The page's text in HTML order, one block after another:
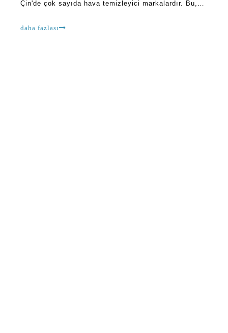
Çin'de çok sayıda hava temizleyici markalardır. Bu,
gerçekten derin kazmanız gerektiği anlamına gelir.
daha fazlası